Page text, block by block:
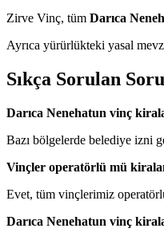
Zirve Vinç, tüm Darıca
Ayrıca yürürlükteki yasal
Sıkça Sorulan
Darıca Nenehatun vinç
Bazı bölgelerde belediye izni
Vinçler operatörlü mü
Evet, tüm vinçlerimiz
Darıca Nenehatun vinç